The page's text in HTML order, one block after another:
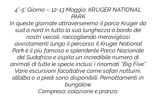
4°-5° Giorno – 12-13 Maggio: KRUGER NATIONAL
PARK
In queste giornate attraverseremo il parco Kruger da
sud a nord in tutta la sua lunghezza a bordo dei
nostri veicoli, raccogliendo meravigliosi
avvistamenti lungo il percorso. Il Kruger National
Park è il più famoso e splendente Parco Nazionale
del Sudafrica e ospita un incredibile numero di
animali di tutte le specie inclusi i rinomati “Big Five”.
Varie escursioni facoltative come safari notturni,
all’alba o a piedi sono disponibili. Pernottamenti in
bungalow.
Compreso: colazione e pranzo.